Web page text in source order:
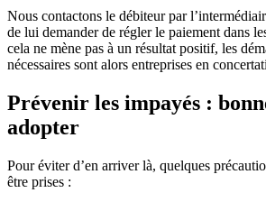
Nous contactons le débiteur par
de lui demander de régler le paiement dans
cela ne mène pas à un résultat positif, les
nécessaires sont alors entreprises en
Prévenir les impayés :
adopter
Pour éviter d’en arriver là, quelques
être prises :